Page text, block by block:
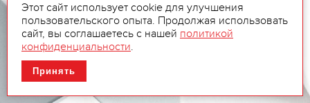
Этот сайт использует cookie для улучшения
пользовательского опыта. Продолжая использовать
сайт, вы соглашаетесь с нашей политикой
конфиденциальности.
Принять